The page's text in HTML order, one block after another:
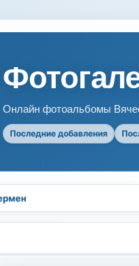
Онлайн фотоальбомы
Последние добавления